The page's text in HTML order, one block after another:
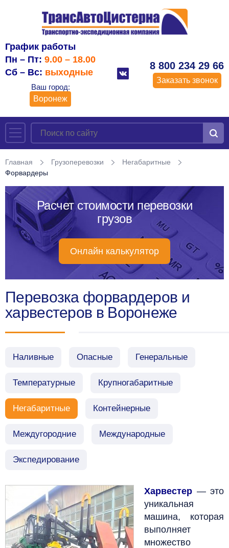
График работы
Пн – Пт: 9.00 – 18.00
Сб – Вс: выходные
Ваш город:
Воронеж
8 800 234 29 66
Заказать звонок
Главная Грузоперевозки
Негабаритные
Форвардеры
Расчет стоимости перевозки
грузов
Онлайн калькулятор
Перевозка форвардеров и
харвестеров в Воронеже
Наливные Опасные Генеральные
Температурные Крупногабаритные
Негабаритные Контейнерные
Междугородние Международные
Экспедирование
Харвестер — это
уникальная
машина, которая
выполняет
множество